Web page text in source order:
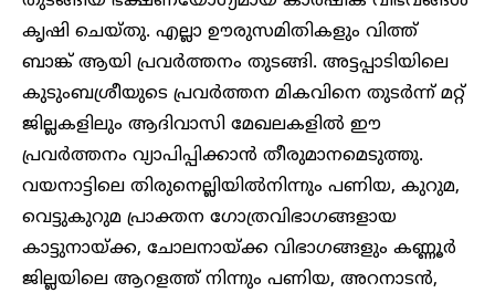
കൃഷി ചെയ്തു. എല്ലാ ഊരുസമിതികളും വിത്ത്
ബാങ്ക് ആയി പ്രവർത്തനം തുടങ്ങി. അട്ടപ്പാടിയിലെ
കുടുംബശ്രീയുടെ പ്രവർത്തന മികവിനെ തുടർന്ന് മറ്റ്
ജില്ലകളിലും ആദിവാസി മേഖലകളിൽ ഈ
പ്രവർത്തനം വ്യാപിപ്പിക്കാൻ തീരുമാനമെടുത്തു.
വയനാട്ടിലെ തിരുനെല്ലിയിൽനിന്നും പണിയ, കുറുമ,
വെട്ടുകുറുമ പ്രാക്തന ഗോത്രവിഭാഗങ്ങളായ
കാട്ടുനായ്ക്ക, ചോലനായ്ക്ക വിഭാഗങ്ങളും കണ്ണൂർ
ജില്ലയിലെ ആറളത്ത് നിന്നും പണിയ, അറനാടൻ,